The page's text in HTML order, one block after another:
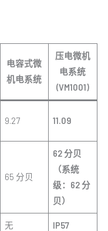
电容式微
机电系统
压电微机
电系统
(VM1001)
9.27 11.09
65 分贝
62 分贝
（系统
级：62 分
贝）
无 IP57